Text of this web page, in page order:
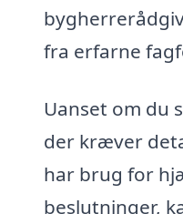
fra erfarne
Uanset om du
der kræver
har brug for
beslutninger,